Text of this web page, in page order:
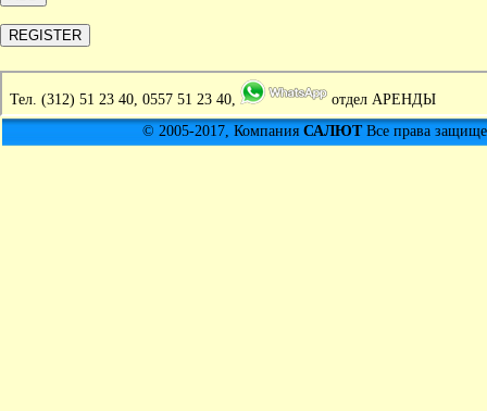
Тел. (312) 51 23 40, 0557 51 23 40,
отдел АРЕНДЫ
© 2005-2017, Компания САЛЮТВсе права